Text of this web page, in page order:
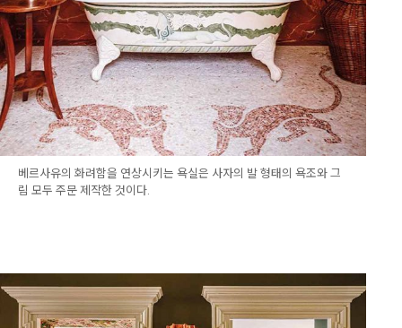
베르사유의 화려함을 연상시키는 욕실은 사자의 발 형태의 욕조와 그
림 모두 주문 제작한 것이다.